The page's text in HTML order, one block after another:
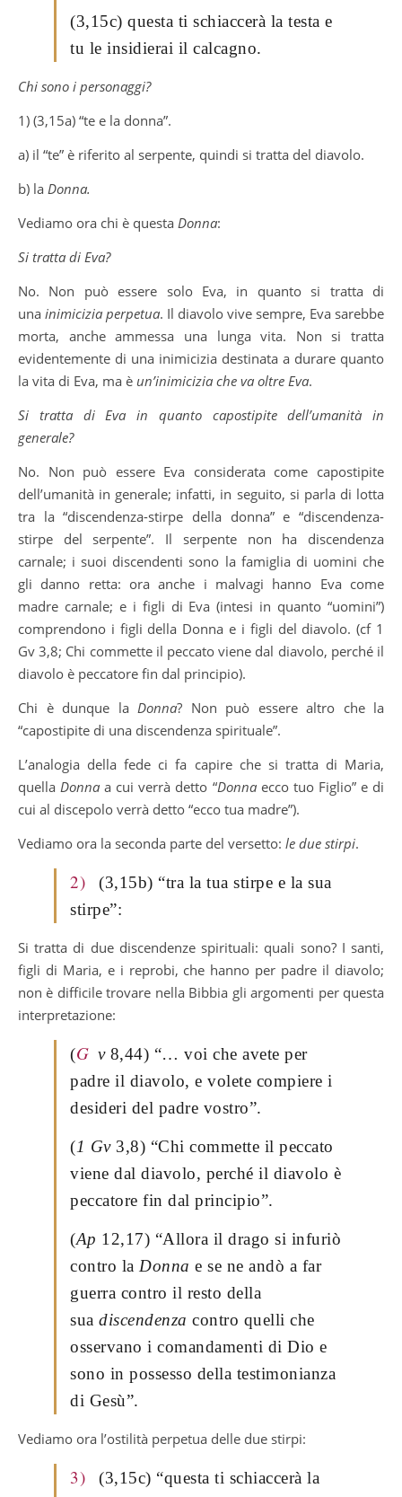
(3,15c) questa ti schiaccerà la testa e
tu le insidierai il calcagno.
Chi sono i personaggi?
1) (3,15a) “te e la donna”.
a) il “te” è riferito al serpente, quindi si tratta del diavolo.
b) la Donna.
Vediamo ora chi è questa Donna:
Si tratta di Eva?
No. Non può essere solo Eva, in quanto si tratta di
una inimicizia perpetua. Il diavolo vive sempre, Eva sarebbe
morta, anche ammessa una lunga vita. Non si tratta
evidentemente di una inimicizia destinata a durare quanto
la vita di Eva, ma è un’inimicizia che va oltre Eva.
Si tratta di Eva in quanto capostipite dell’umanità in
generale?
No. Non può essere Eva considerata come capostipite
dell’umanità in generale; infatti, in seguito, si parla di lotta
tra la “discendenza-stirpe della donna” e “discendenza-
stirpe del serpente”. Il serpente non ha discendenza
carnale; i suoi discendenti sono la famiglia di uomini che
gli danno retta: ora anche i malvagi hanno Eva come
madre carnale; e i figli di Eva (intesi in quanto “uomini”)
comprendono i figli della Donna e i figli del diavolo. (cf 1
Gv 3,8; Chi commette il peccato viene dal diavolo, perché il
diavolo è peccatore fin dal principio).
Chi è dunque la Donna? Non può essere altro che la
“capostipite di una discendenza spirituale”.
L’analogia della fede ci fa capire che si tratta di Maria,
quellaDonna a cui verrà detto “Donnaecco tuo Figlio” e di
cui al discepolo verrà detto “ecco tua madre”).
Vediamo ora la seconda parte del versetto: le due stirpi.
2)
(3,15b) “tra la tua stirpe e la sua
stirpe”:
Si tratta di due discendenze spirituali: quali sono? I santi,
figli di Maria, e i reprobi, che hanno per padre il diavolo;
non è difficile trovare nella Bibbia gli argomenti per questa
interpretazione:
(G v8,44) “… voi che avete per
padre il diavolo, e volete compiere i
desideri del padre vostro”.
(1 Gv3,8) “Chi commette il peccato
viene dal diavolo, perché il diavolo è
peccatore fin dal principio”.
(Ap 12,17) “Allora il drago si infuriò
contro la Donna e se ne andò a far
guerra contro il resto della
sua discendenza contro quelli che
osservano i comandamenti di Dio e
sono in possesso della testimonianza
di Gesù”.
Vediamo ora l’ostilità perpetua delle due stirpi:
3)
(3,15c) “questa ti schiaccerà la